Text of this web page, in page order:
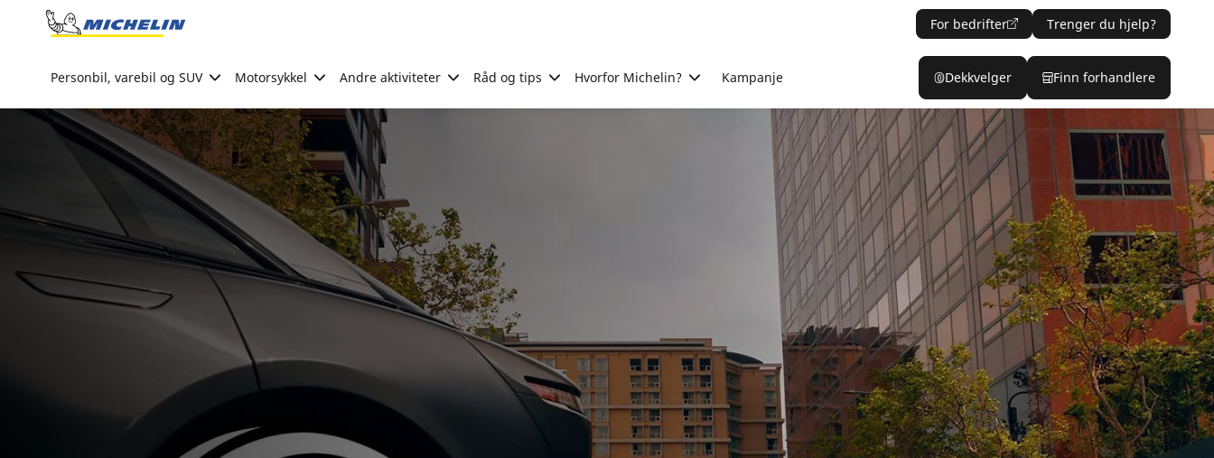
Go to page content
For bedrifter Trenger du hjelp?
Personbil, varebil og SUV Motorsykkel Andre aktiviteter Råd og tips Hvorfor Michelin? Kampanje Dekkvelger Finn forhandlere